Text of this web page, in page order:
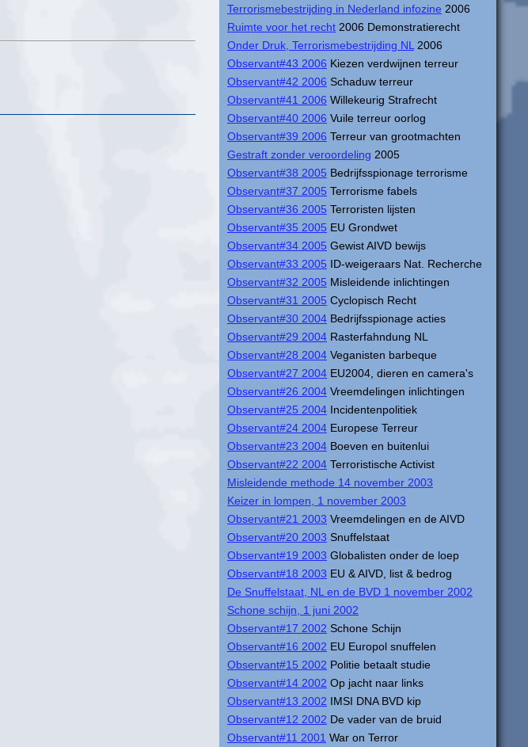
Terrorismebestrijding in Nederland infozine 2006
Ruimte voor het recht 2006 Demonstratierecht
Onder Druk, Terrorismebestrijding NL 2006
Observant#43 2006 Kiezen verdwijnen terreur
Observant#42 2006 Schaduw terreur
Observant#41 2006 Willekeurig Strafrecht
Observant#40 2006 Vuile terreur oorlog
Observant#39 2006 Terreur van grootmachten
Gestraft zonder veroordeling 2005
Observant#38 2005 Bedrijfsspionage terrorisme
Observant#37 2005 Terrorisme fabels
Observant#36 2005 Terroristen lijsten
Observant#35 2005 EU Grondwet
Observant#34 2005 Gewist AIVD bewijs
Observant#33 2005 ID-weigeraars Nat. Recherche
Observant#32 2005 Misleidende inlichtingen
Observant#31 2005 Cyclopisch Recht
Observant#30 2004 Bedrijfsspionage acties
Observant#29 2004 Rasterfahndung NL
Observant#28 2004 Veganisten barbeque
Observant#27 2004 EU2004, dieren en camera's
Observant#26 2004 Vreemdelingen inlichtingen
Observant#25 2004 Incidentenpolitiek
Observant#24 2004 Europese Terreur
Observant#23 2004 Boeven en buitenlui
Observant#22 2004 Terroristische Activist
Misleidende methode 14 november 2003
Keizer in lompen, 1 november 2003
Observant#21 2003 Vreemdelingen en de AIVD
Observant#20 2003 Snuffelstaat
Observant#19 2003 Globalisten onder de loep
Observant#18 2003 EU & AIVD, list & bedrog
De Snuffelstaat, NL en de BVD 1 november 2002
Schone schijn, 1 juni 2002
Observant#17 2002 Schone Schijn
Observant#16 2002 EU Europol snuffelen
Observant#15 2002 Politie betaalt studie
Observant#14 2002 Op jacht naar links
Observant#13 2002 IMSI DNA BVD kip
Observant#12 2002 De vader van de bruid
Observant#11 2001 War on Terror